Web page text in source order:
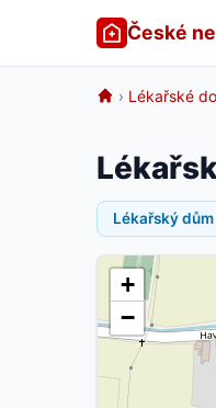
České
› Lékařské
Lékařský dům
+
−